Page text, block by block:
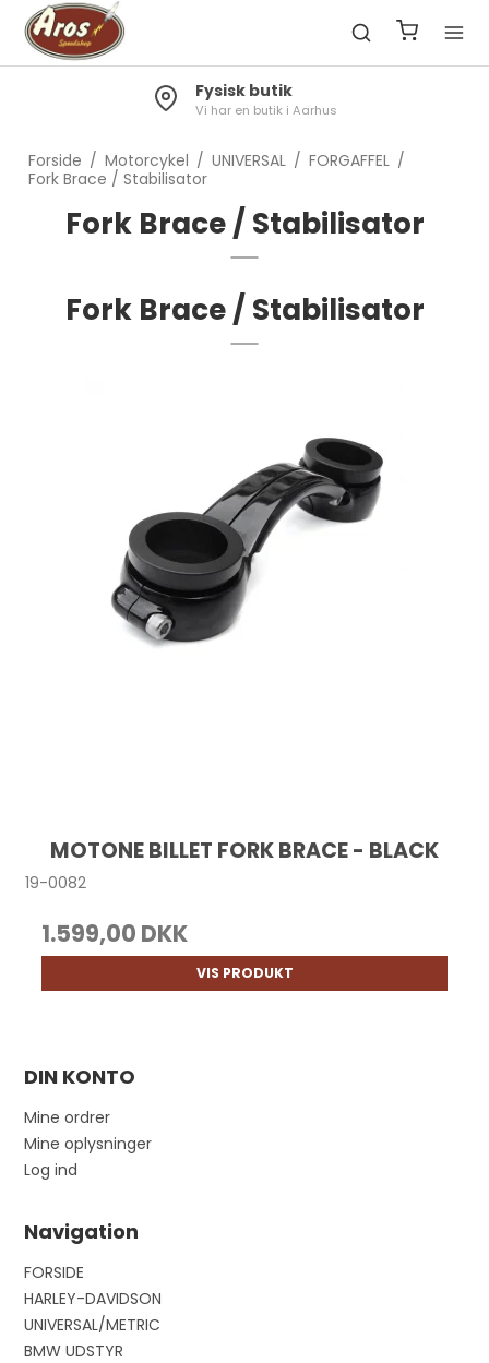
Fysisk butik
Vi har en butik i Aarhus
Forside / Motorcykel / UNIVERSAL / FORGAFFEL /
Fork Brace / Stabilisator
Fork Brace / Stabilisator
Fork Brace / Stabilisator
MOTONE BILLET FORK BRACE - BLACK
19-0082
1.599,00 DKK
VIS PRODUKT
DIN KONTO
Mine ordrer
Mine oplysninger
Log ind
Navigation
FORSIDE
HARLEY-DAVIDSON
UNIVERSAL/METRIC
BMW UDSTYR